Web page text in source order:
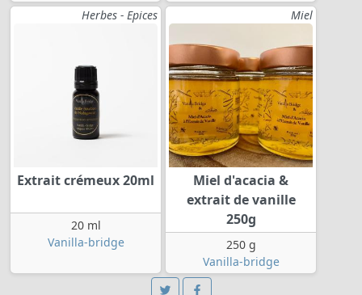
Herbes - Epices
Extrait crémeux 20ml
20 ml
Vanilla-bridge
Miel
Miel d'acacia &
extrait de vanille
250g
250 g
Vanilla-bridge